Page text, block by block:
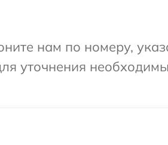
нам по номеру,
уточнения